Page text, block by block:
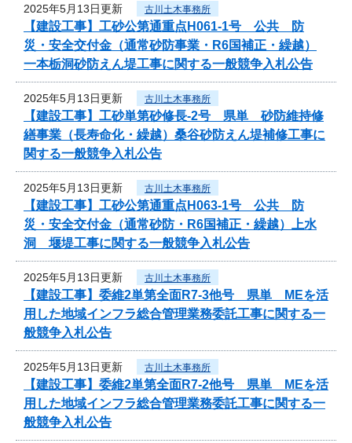
2025年5月13日更新 古川土木事務所
【建設工事】工砂公第通重点H061-1号 公共 防
災・安全交付金（通常砂防事業・R6国補正・繰越）
一本栃洞砂防えん堤工事に関する一般競争入札公告
2025年5月13日更新 古川土木事務所
【建設工事】工砂単第砂修長‐2号 県単 砂防維持修
繕事業（長寿命化・繰越）桑谷砂防えん堤補修工事に
関する一般競争入札公告
2025年5月13日更新 古川土木事務所
【建設工事】工砂公第通重点H063-1号 公共 防
災・安全交付金（通常砂防・R6国補正・繰越）上水
洞 堰堤工事に関する一般競争入札公告
2025年5月13日更新 古川土木事務所
【建設工事】委維2単第全面R7-3他号 県単 MEを活
用した地域インフラ総合管理業務委託工事に関する一
般競争入札公告
2025年5月13日更新 古川土木事務所
【建設工事】委維2単第全面R7-2他号 県単 MEを活
用した地域インフラ総合管理業務委託工事に関する一
般競争入札公告